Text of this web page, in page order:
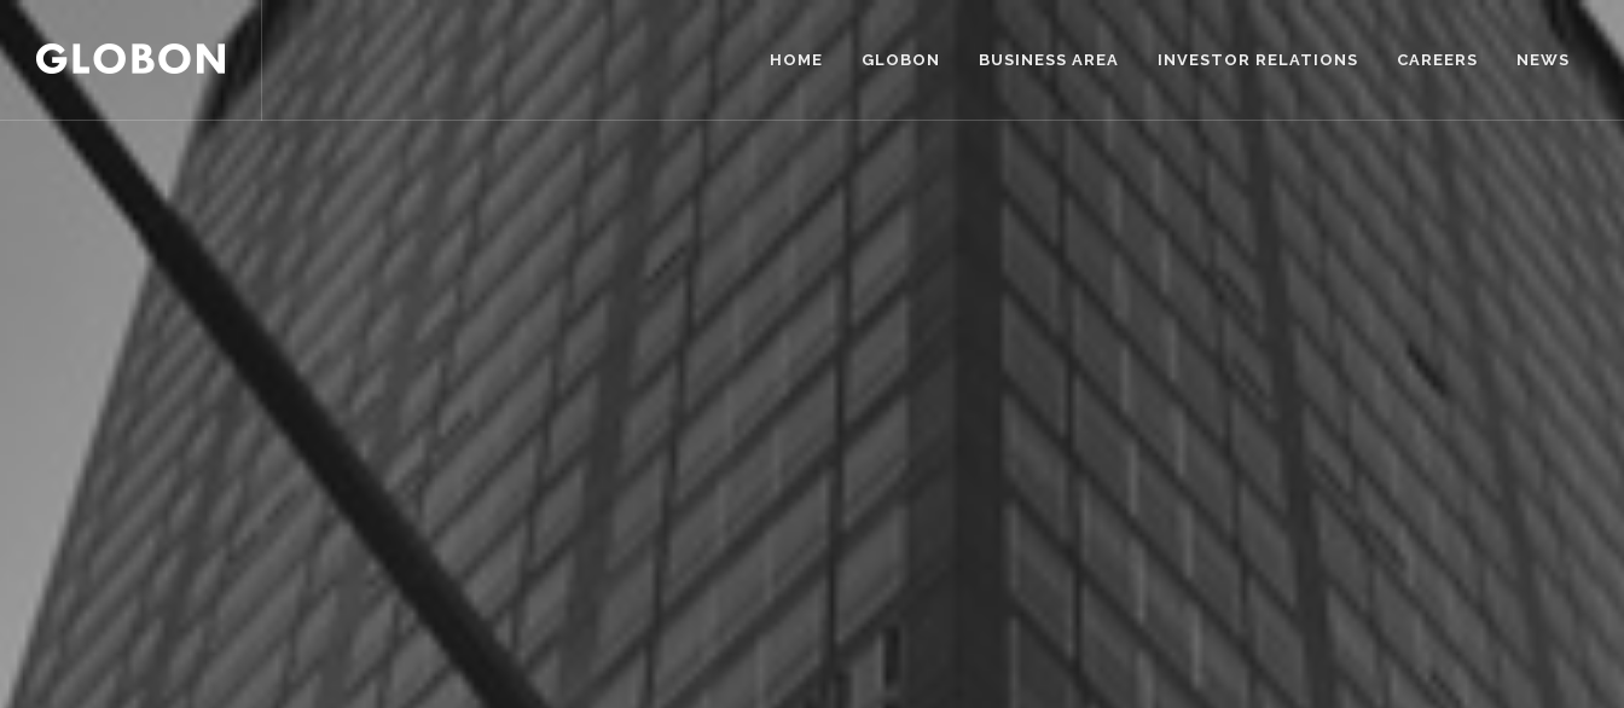
HOME GLOBON BUSINESS AREA INVESTOR RELATIONS CAREERS NEWS